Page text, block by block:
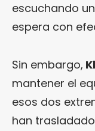
escuchando
espera con
Sin embargo,
mantener el
esos dos
han